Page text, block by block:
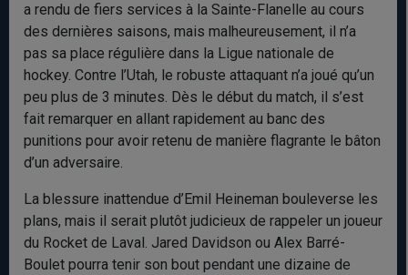
a rendu de fiers services à la Sainte-Flanelle au cours
des dernières saisons, mais malheureusement, il n’a
pas sa place régulière dans la Ligue nationale de
hockey. Contre l’Utah, le robuste attaquant n’a joué qu’un
peu plus de 3 minutes. Dès le début du match, il s’est
fait remarquer en allant rapidement au banc des
punitions pour avoir retenu de manière flagrante le bâton
d’un adversaire.
La blessure inattendue d’Emil Heineman bouleverse les
plans, mais il serait plutôt judicieux de rappeler un joueur
du Rocket de Laval. Jared Davidson ou Alex Barré-
Boulet pourra tenir son bout pendant une dizaine de